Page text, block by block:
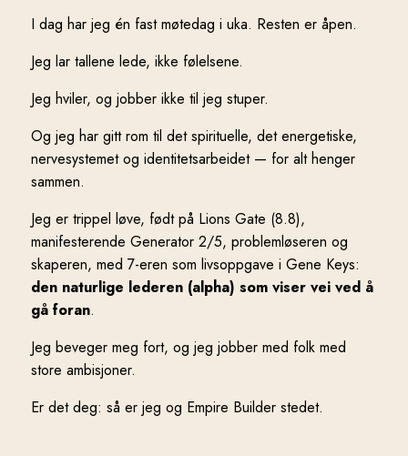
I dag har jeg én fast møtedag i uka. Resten er åpen.
Jeg lar tallene lede, ikke følelsene.
Jeg hviler, og jobber ikke til jeg stuper.
Og jeg har gitt rom til det spirituelle, det energetiske,
nervesystemet og identitetsarbeidet — for alt henger
sammen.
Jeg er trippel løve, født på Lions Gate (8.8),
manifesterende Generator 2/5, problemløseren og
skaperen, med 7-eren som livsoppgave i Gene Keys:
den naturlige lederen (alpha) som viser vei ved å
gå foran.
Jeg beveger meg fort, og jeg jobber med folk med
store ambisjoner.
Er det deg: så er jeg og Empire Builder stedet.